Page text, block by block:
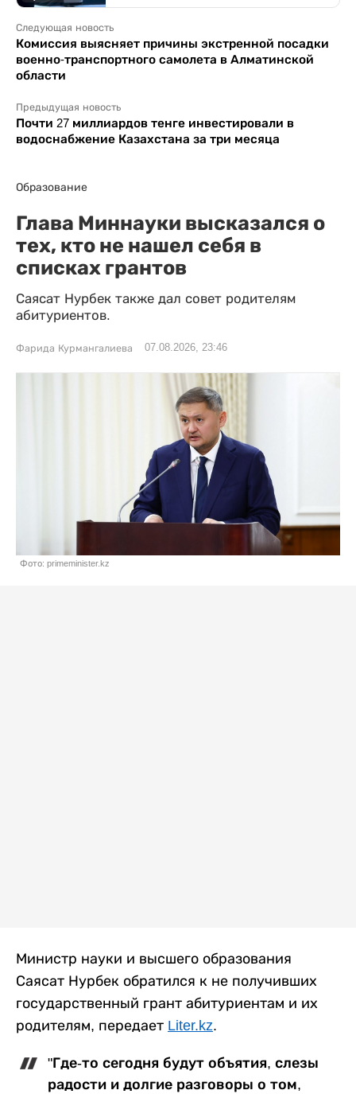
Следующая новость
Комиссия выясняет причины экстренной посадки
военно-транспортного самолета в Алматинской
области
Предыдущая новость
Почти 27 миллиардов тенге инвестировали в
водоснабжение Казахстана за три месяца
Образование
Глава Миннауки высказался о
тех, кто не нашел себя в
списках грантов
Саясат Нурбек также дал совет родителям
абитуриентов.
Фарида Курмангалиева 07.08.2026, 23:46
Фото: primeminister.kz
Министр науки и высшего образования
Саясат Нурбек обратился к не получивших
государственный грант абитуриентам и их
родителям, передает Liter.kz.
"Где-то сегодня будут объятия, слезы
радости и долгие разговоры о том,